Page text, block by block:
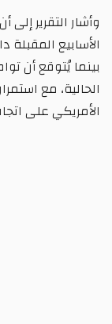
وأشار التقرير إلى
بينما يُتوقع أن
الحالية، مع
الأمريكي على